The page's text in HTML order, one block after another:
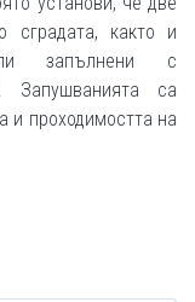
сградата, както и
запълнени с
Запушванията са
и проходимостта на